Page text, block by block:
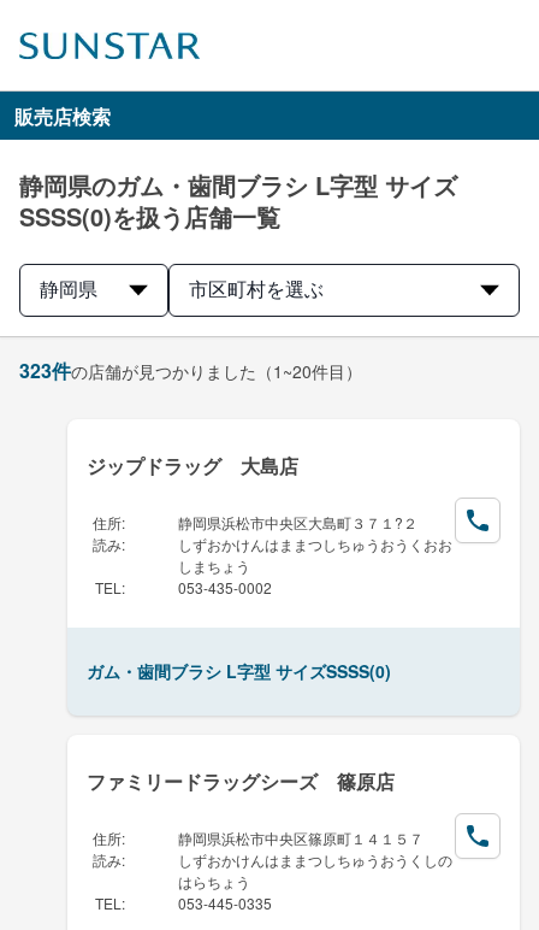
販売店検索
静岡県のガム・歯間ブラシ L字型 サイズ
SSSS(0)を扱う店舗一覧
静岡県 市区町村を選ぶ
323件の店舗が見つかりました （1~20件目）
ジップドラッグ 大島店
住所:
静岡県浜松市中央区大島町３７１?２
読み:
しずおかけんはままつしちゅうおうくおお
しまちょう
TEL : 053-435-0002
ガム・歯間ブラシ L字型 サイズSSSS(0)
ファミリードラッグシーズ 篠原店
住所:
静岡県浜松市中央区篠原町１４１５７
読み:
しずおかけんはままつしちゅうおうくしの
はらちょう
TEL : 053-445-0335